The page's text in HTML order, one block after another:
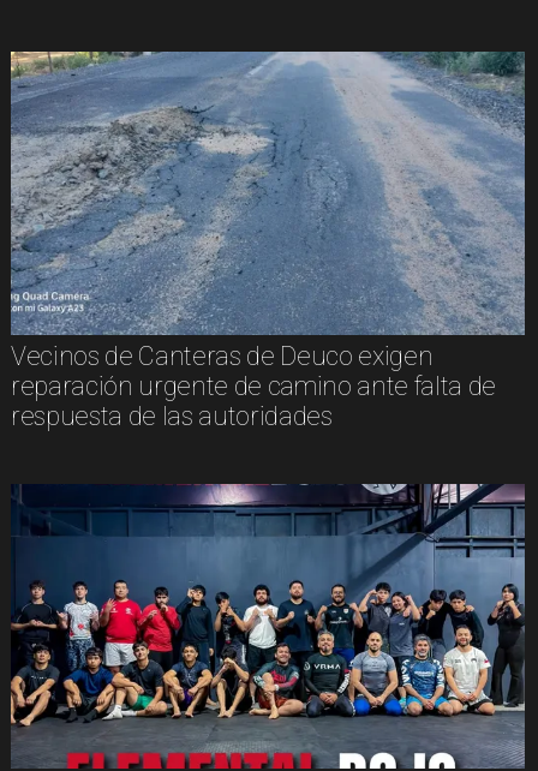
Vecinos de Canteras de Deuco exigen
reparación urgente de camino ante falta de
respuesta de las autoridades